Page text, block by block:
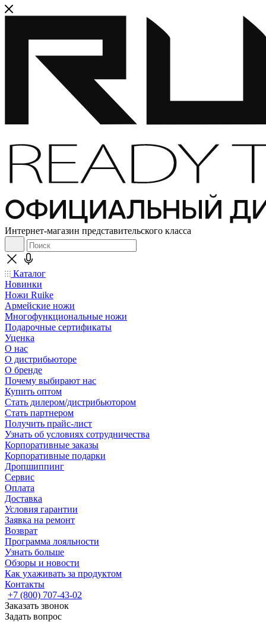
Интернет-магазин представительского класса
Каталог
Новинки
Ножи Ruike
Армейские ножи
Многофункциональные ножи
Подарочные сертификаты
Уценка
О нас
О дистрибьюторе
О бренде
Почему выбирают нас
Купить оптом
Стать дилером/дистрибьютором
Стать партнером
Получить прайс-лист
Узнать об условиях сотрудничества
Корпоративные заказы
Корпоративные подарки
Дропшиппинг
Сервис
Оплата
Доставка
Условия гарантии
Заявка на ремонт
Возврат
Программа лояльности
Узнать больше
Обзоры и новости
Как ухаживать за продуктом
Контакты
+7 (800) 707-43-02
Заказать звонок
Задать вопрос